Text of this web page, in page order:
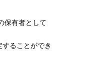
保有者として
することができ